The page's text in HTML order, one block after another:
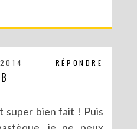
RÉPONDRE
super bien fait ! Puis